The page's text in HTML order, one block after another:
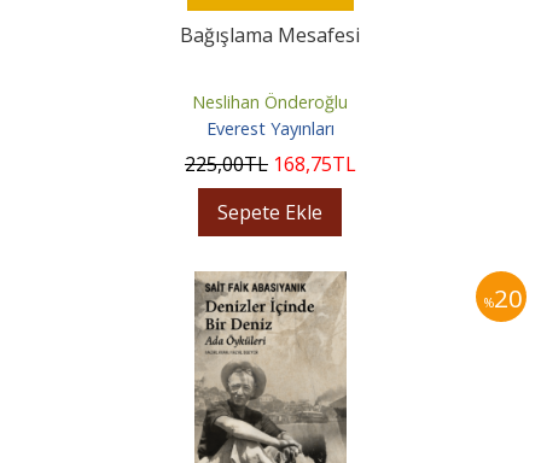
Bağışlama Mesafesi
Neslihan Önderoğlu
Everest Yayınları
225,00TL 168,75TL
Sepete Ekle
%20